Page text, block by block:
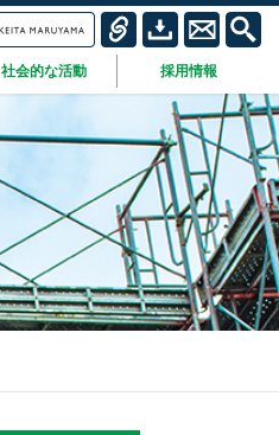
社会的な活動 採用情報